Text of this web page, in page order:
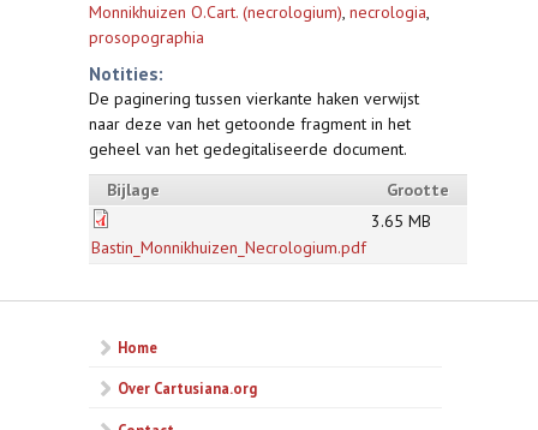
Monnikhuizen O.Cart. (necrologium), necrologia,
prosopographia
Notities:
De paginering tussen vierkante haken verwijst
naar deze van het getoonde fragment in het
geheel van het gedegitaliseerde document.
Bijlage
Grootte
Bastin_Monnikhuizen_Necrologium.pdf
3.65 MB
Home
Over Cartusiana.org